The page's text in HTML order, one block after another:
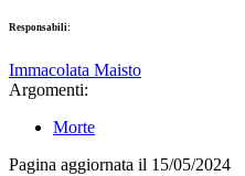
Responsabili:
Immacolata Maisto
Argomenti:
Morte
Pagina aggiornata il 15/05/2024